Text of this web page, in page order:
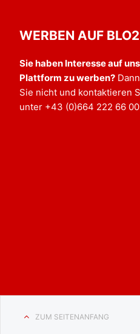
WERBEN AUF
Sie haben Interesse auf
Plattform zu werben?
Sie nicht und kontaktieren
unter +43 (0)664 222 66 00
ZUM SEITENANFANG